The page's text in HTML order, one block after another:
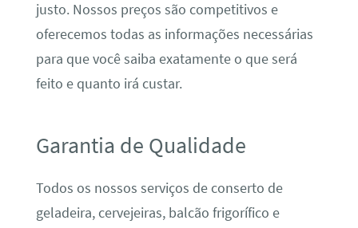
justo. Nossos preços são competitivos e
oferecemos todas as informações necessárias
para que você saiba exatamente o que será
feito e quanto irá custar.
Garantia de Qualidade
Todos os nossos serviços de conserto de
geladeira, cervejeiras, balcão frigorífico e